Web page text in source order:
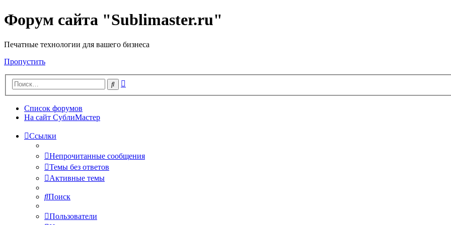
Форум сайта "Sublimaster.ru"
Печатные технологии для вашего бизнеса
Пропустить
Поиск
Список форумов
На сайт СублиМастер
Ссылки
Непрочитанные сообщения
Темы без ответов
Активные темы
Поиск
Пользователи